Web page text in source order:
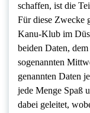
schaffen, ist die
Für diese Zwecke
Kanu-Klub im
beiden Daten,
sogenannten
genannten Daten
jede Menge Spaß
dabei geleitet,